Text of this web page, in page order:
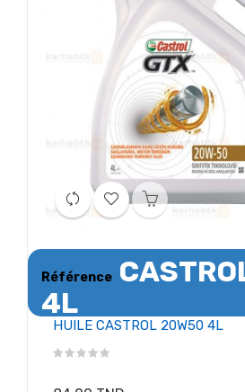
Référence
4L
HUILE CASTROL 20W50 4L